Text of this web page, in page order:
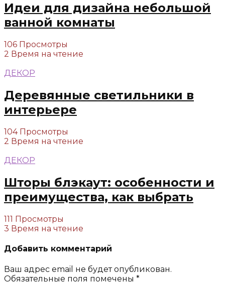
Идеи для дизайна небольшой
ванной комнаты
106 Просмотры
2 Время на чтение
ДЕКОР
Деревянные светильники в
интерьере
104 Просмотры
2 Время на чтение
ДЕКОР
Шторы блэкаут: особенности и
преимущества, как выбрать
111 Просмотры
3 Время на чтение
Добавить комментарий
Ваш адрес email не будет опубликован.
Обязательные поля помечены *